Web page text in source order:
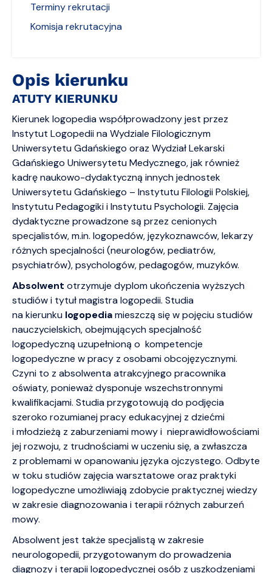
Opis kierunku
ATUTY KIERUNKU
Kierunek logopedia współprowadzony jest przez
Instytut Logopedii na Wydziale Filologicznym
Uniwersytetu Gdańskiego oraz Wydział Lekarski
Gdańskiego Uniwersytetu Medycznego, jak również
kadrę naukowo-dydaktyczną innych jednostek
Uniwersytetu Gdańskiego – Instytutu Filologii Polskiej,
Instytutu Pedagogiki i Instytutu Psychologii. Zajęcia
dydaktyczne prowadzone są przez cenionych
specjalistów, m.in. logopedów, językoznawców, lekarzy
różnych specjalności (neurologów, pediatrów,
psychiatrów), psychologów, pedagogów, muzyków.
Absolwent otrzymuje dyplom ukończenia wyższych
studiów i tytuł magistra logopedii. Studia
na kierunku logopediamieszczą się w pojęciu studiów
nauczycielskich, obejmujących specjalność
logopedyczną uzupełnioną o kompetencje
logopedyczne w pracy z osobami obcojęzycznymi.
Czyni to z absolwenta atrakcyjnego pracownika
oświaty, ponieważ dysponuje wszechstronnymi
kwalifikacjami. Studia przygotowują do podjęcia
szeroko rozumianej pracy edukacyjnej z dziećmi
i młodzieżą z zaburzeniami mowy i nieprawidłowościami
jej rozwoju, z trudnościami w uczeniu się, a zwłaszcza
z problemami w opanowaniu języka ojczystego. Odbyte
w toku studiów zajęcia warsztatowe oraz praktyki
logopedyczne umożliwiają zdobycie praktycznej wiedzy
w zakresie diagnozowania i terapii różnych zaburzeń
mowy.
Absolwent jest także specjalistą w zakresie
neurologopedii, przygotowanym do prowadzenia
diagnozy i terapii logopedycznej osób z uszkodzeniami
Terminy rekrutacji
Komisja rekrutacyjna